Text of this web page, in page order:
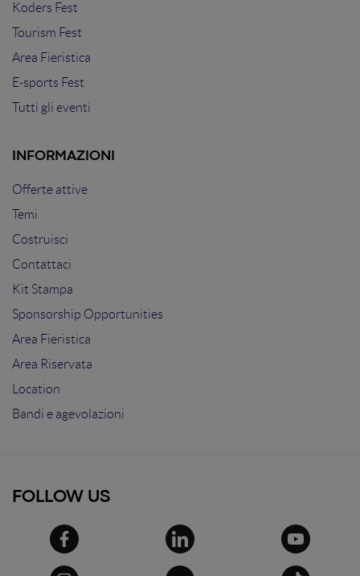
Koders Fest
Tourism Fest
Area Fieristica
E-sports Fest
Tutti gli eventi
INFORMAZIONI
Offerte attive
Temi
Costruisci
Contattaci
Kit Stampa
Sponsorship Opportunities
Area Fieristica
Area Riservata
Location
Bandi e agevolazioni
FOLLOW US